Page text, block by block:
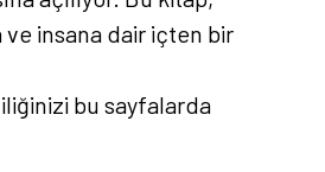
insana dair içten bir
bu sayfalarda